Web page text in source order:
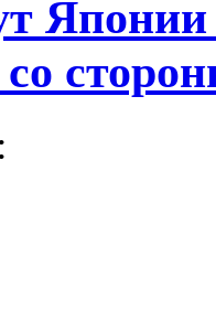
Японии